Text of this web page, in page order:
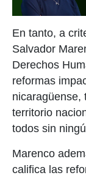
En tanto, a
Salvador
Derechos
reformas
nicaragüense,
territorio
todos sin
Marenco
califica las